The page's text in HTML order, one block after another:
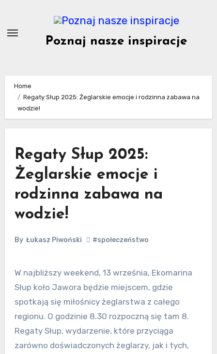
content
Poznaj nasze inspiracje
Home
Regaty Słup 2025: Żeglarskie emocje i rodzinna zabawa na
wodzie!
Regaty Słup 2025:
Żeglarskie emocje i
rodzinna zabawa na
wodzie!
By Łukasz Piwoński #społeczeństwo
W najbliższy weekend, 13 września, Ekomarina
Słup koło Jawora będzie miejscem, gdzie
spotkają się miłośnicy żeglarstwa z całego
regionu. O godzinie 8.30 rozpoczną się tam 8.
Regaty Słup, wydarzenie, które przyciąga
zarówno doświadczonych żeglarzy, jak i tych,